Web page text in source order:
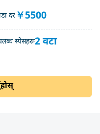
दर ￥5500
स्पेसहरू2 वटा